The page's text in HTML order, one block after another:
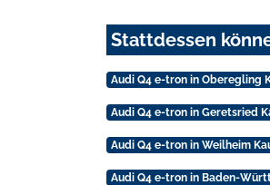
Stattdessen
Audi Q4 e-tron in Oberegling
Audi Q4 e-tron in Geretsried
Audi Q4 e-tron in Weilheim
Audi Q4 e-tron in Baden-